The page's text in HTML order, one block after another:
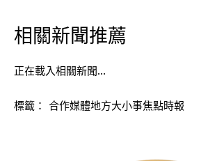
相關新聞推薦
正在載入相關新聞…
標籤： 合作媒體地方大小事焦點時報